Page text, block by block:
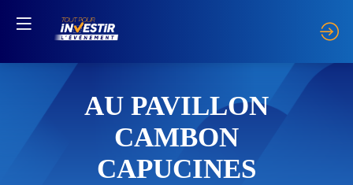
AU PAVILLON
CAMBON
CAPUCINES